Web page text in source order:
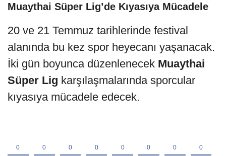
Muaythai Süper Lig’de Kıyasıya Mücadele
20 ve 21 Temmuz tarihlerinde festival
alanında bu kez spor heyecanı yaşanacak.
İki gün boyunca düzenlenecek Muaythai
Süper Lig karşılaşmalarında sporcular
kıyasıya mücadele edecek.